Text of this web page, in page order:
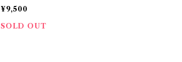
n made in Hida Takayama
¥9,500
SOLD OUT